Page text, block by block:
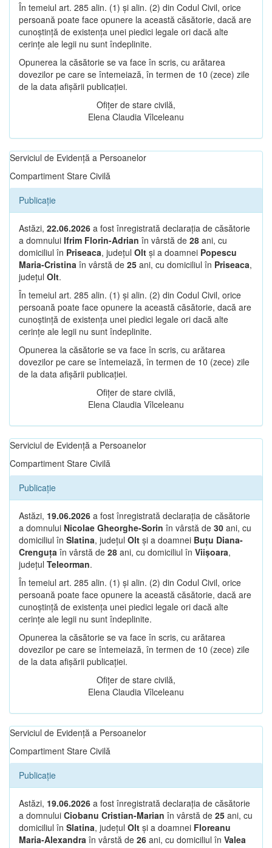
În temeiul art. 285 alin. (1) și alin. (2) din Codul Civil, orice
persoană poate face opunere la această căsătorie, dacă are
cunoștință de existența unei piedici legale ori dacă alte
cerințe ale legii nu sunt îndeplinite.
Opunerea la căsătorie se va face în scris, cu arătarea
dovezilor pe care se întemeiază, în termen de 10 (zece) zile
de la data afișării publicației.
Ofițer de stare civilă,
Elena Claudia Vîlceleanu
Serviciul de Evidență a Persoanelor
Compartiment Stare Civilă
Publicație
Astăzi, 22.06.2026 a fost înregistrată declarația de căsătorie
a domnului Ifrim Florin-Adrian în vârstă de 28 ani, cu
domiciliul în Priseaca, județul Olt și a doamnei Popescu
Maria-Cristina în vârstă de 25 ani, cu domiciliul în Priseaca,
județul Olt.
În temeiul art. 285 alin. (1) și alin. (2) din Codul Civil, orice
persoană poate face opunere la această căsătorie, dacă are
cunoștință de existența unei piedici legale ori dacă alte
cerințe ale legii nu sunt îndeplinite.
Opunerea la căsătorie se va face în scris, cu arătarea
dovezilor pe care se întemeiază, în termen de 10 (zece) zile
de la data afișării publicației.
Ofițer de stare civilă,
Elena Claudia Vîlceleanu
Serviciul de Evidență a Persoanelor
Compartiment Stare Civilă
Publicație
Astăzi, 19.06.2026 a fost înregistrată declarația de căsătorie
a domnului Nicolae Gheorghe-Sorin în vârstă de 30 ani, cu
domiciliul în Slatina, județul Olt și a doamnei Buțu Diana-
Crenguța în vârstă de 28 ani, cu domiciliul în Viișoara,
județul Teleorman.
În temeiul art. 285 alin. (1) și alin. (2) din Codul Civil, orice
persoană poate face opunere la această căsătorie, dacă are
cunoștință de existența unei piedici legale ori dacă alte
cerințe ale legii nu sunt îndeplinite.
Opunerea la căsătorie se va face în scris, cu arătarea
dovezilor pe care se întemeiază, în termen de 10 (zece) zile
de la data afișării publicației.
Ofițer de stare civilă,
Elena Claudia Vîlceleanu
Serviciul de Evidență a Persoanelor
Compartiment Stare Civilă
Publicație
Astăzi, 19.06.2026 a fost înregistrată declarația de căsătorie
a domnului Ciobanu Cristian-Marian în vârstă de 25 ani, cu
domiciliul în Slatina, județul Olt și a doamnei Floreanu
Maria-Alexandra în vârstă de 26 ani, cu domiciliul în Valea